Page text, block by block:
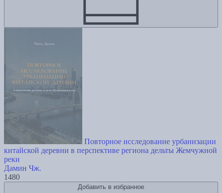
Повторное исследование урбанизации
китайской деревни в перспективе региона дельты Жемчужной
реки
Дамин Чж.
1480
Добавить в избранное